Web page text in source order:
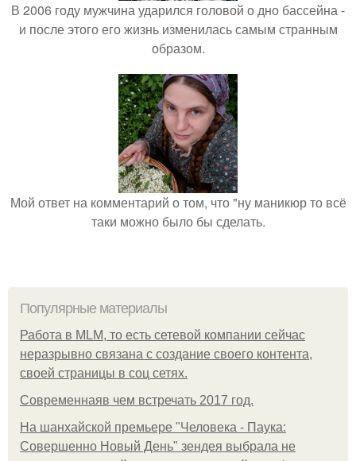
В 2006 году мужчина ударился головой о дно бассейна -
и после этого его жизнь изменилась самым странным
образом.
Мой ответ на комментарий о том, что "ну маникюр то всё
таки можно было бы сделать.
Популярные материалы
Работа в MLM, то есть сетевой компании сейчас
неразрывно связана с создание своего контента,
своей страницы в соц сетях.
Современнаяв чем встречать 2017 год.
На шанхайской премьере "Человека - Паука:
Совершенно Новый День" зендея выбрала не